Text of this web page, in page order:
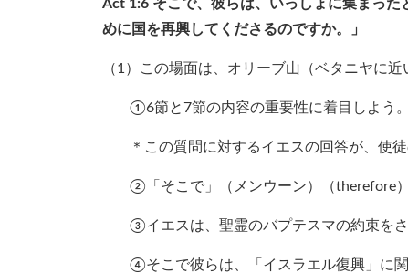
Act 1:6 そこで、彼らは、いっしょに集まっ
めに国を再興してくださるのですか。」
（1）この場面は、オリーブ山（ベタニヤに
①6節と7節の内容の重要性に着目しよう。
＊この質問に対するイエスの回答が、使
②「そこで」（メンウーン）（therefore
③イエスは、聖霊のバプテスマの約束をさ
④そこで彼らは、「イスラエル復興」に関